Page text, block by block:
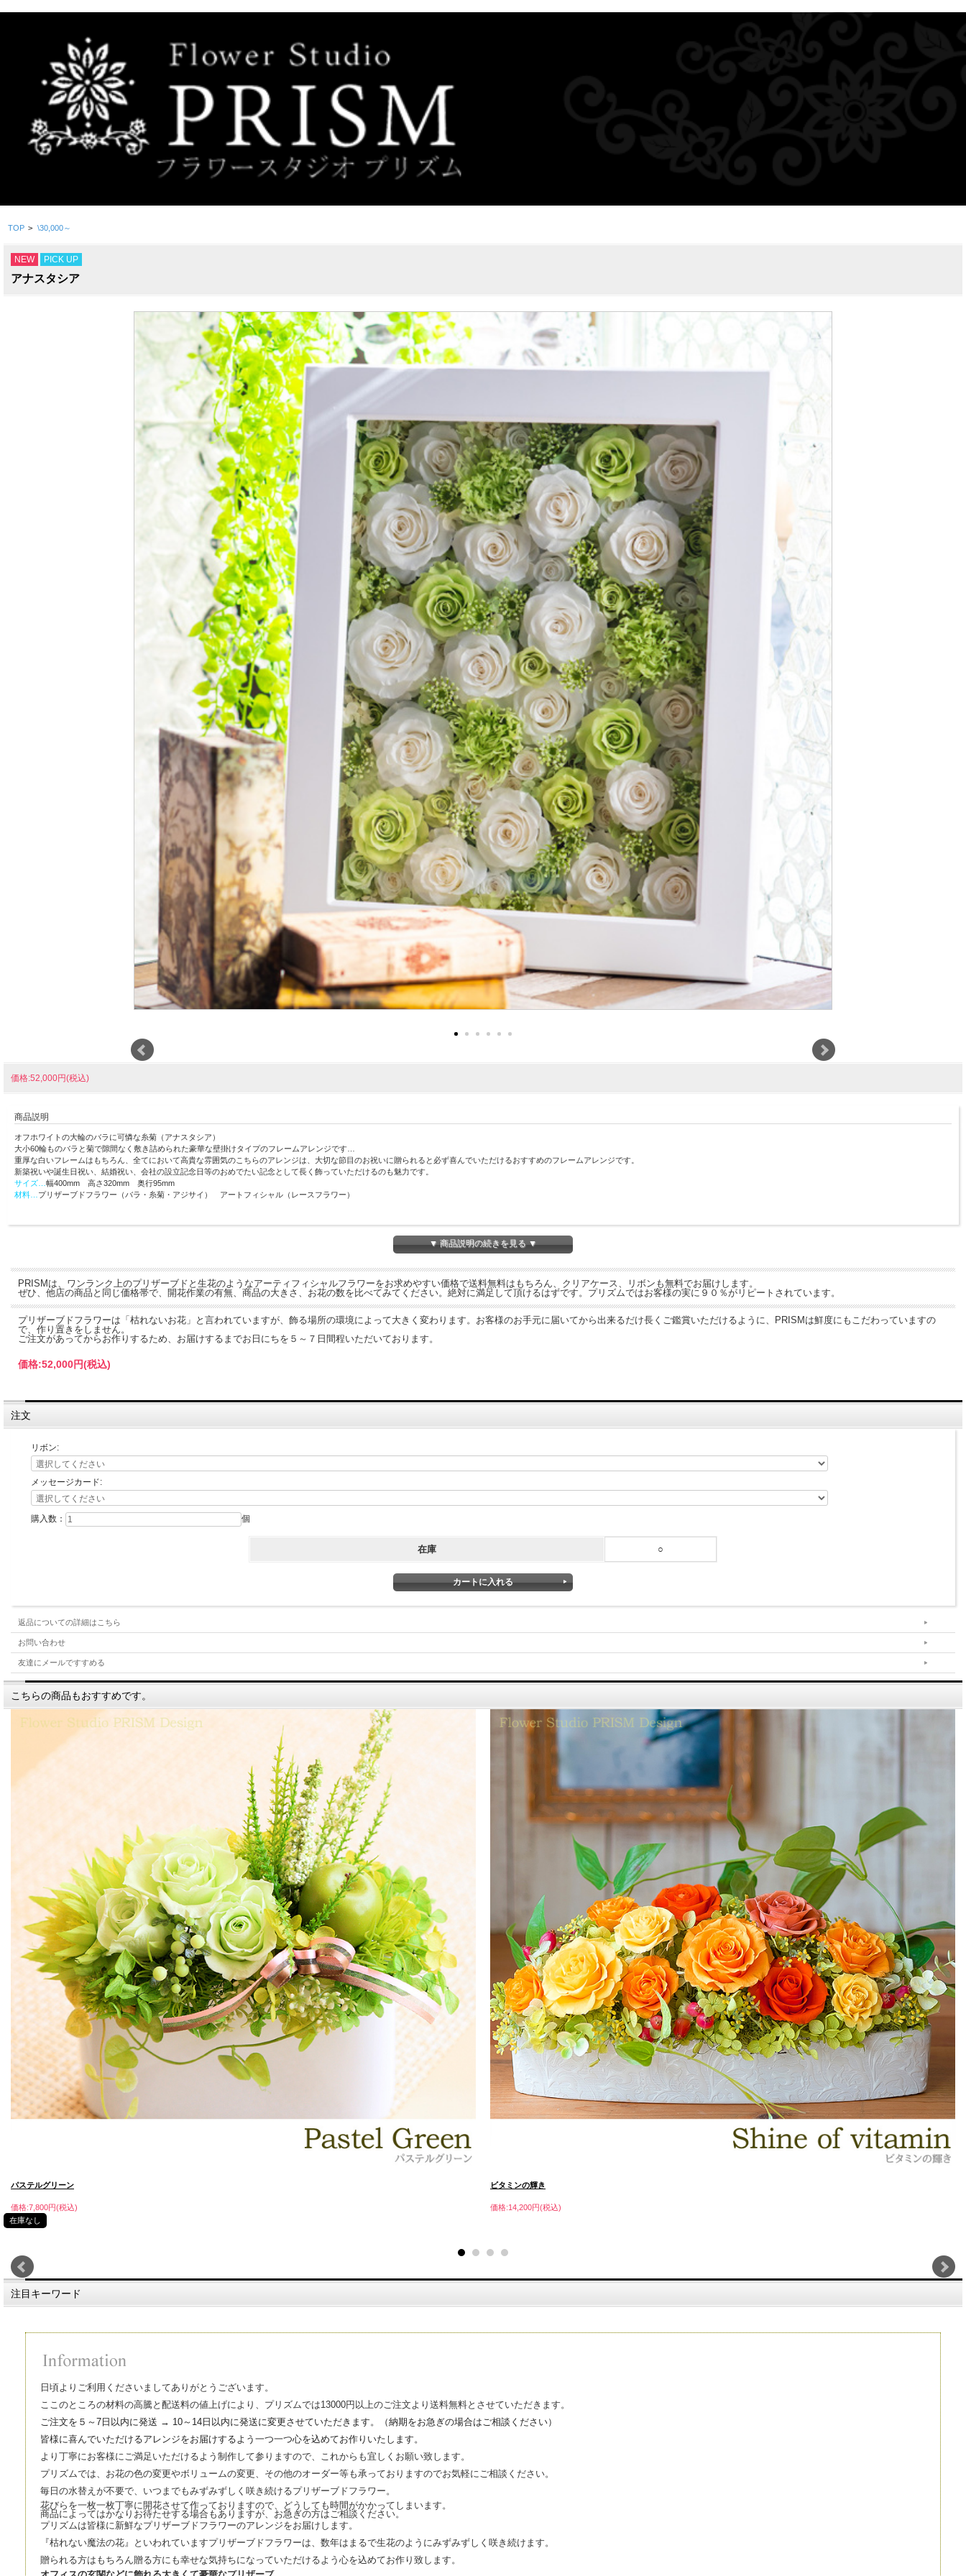
TOP > \30,000～
NEW PICK UP
アナスタシア
価格:52,000円(税込)
商品説明
オフホワイトの大輪のバラに可憐な糸菊（アナスタシア）
大小60輪ものバラと菊で隙間なく敷き詰められた豪華な壁掛けタイプのフレームアレンジです…
重厚な白いフレームはもちろん、全てにおいて高貴な雰囲気のこちらのアレンジは、大切な節目のお祝いに贈られると必ず喜んでいただけるおすすめのフレームアレンジです。
新築祝いや誕生日祝い、結婚祝い、会社の設立記念日等のおめでたい記念として長く飾っていただけるのも魅力です。
サイズ… 幅400mm 高さ320mm 奥行95mm
材料… プリザーブドフラワー（バラ・糸菊・アジサイ） アートフィシャル（レースフラワー）
▼ 商品説明の続きを見る ▼
PRISMは、ワンランク上のプリザーブドと生花のようなアーティフィシャルフラワーをお求めやすい価格で送料無料はもちろん、クリアケース、リボンも無料でお届けします。
ぜひ、他店の商品と同じ価格帯で、開花作業の有無、商品の大きさ、お花の数を比べてみてください。絶対に満足して頂けるはずです。プリズムではお客様の実に９０％がリピートされています。
プリザーブドフラワーは「枯れないお花」と言われていますが、飾る場所の環境によって大きく変わります。お客様のお手元に届いてから出来るだけ長くご鑑賞いただけるように、PRISMは鮮度にもこだわっていますの
で、作り置きをしません。
ご注文があってからお作りするため、お届けするまでお日にちを５～７日間程いただいております。
価格:52,000円(税込)
注文
リボン:
メッセージカード:
購入数： 個
在庫 ○
返品についての詳細はこちら
お問い合わせ
友達にメールですすめる
こちらの商品もおすすめです。
パステルグリーン
価格:7,800円(税込)
在庫なし
ビタミンの輝き
価格:14,200円(税込)
注目キーワード
日頃よりご利用くださいましてありがとうございます。
ここのところの材料の高騰と配送料の値上げにより、プリズムでは13000円以上のご注文より送料無料とさせていただきます。
ご注文を５～7日以内に発送 → 10～14日以内に発送に変更させていただきます。（納期をお急ぎの場合はご相談ください）
皆様に喜んでいただけるアレンジをお届けするよう一つ一つ心を込めてお作りいたします。
より丁寧にお客様にご満足いただけるよう制作して参りますので、これからも宜しくお願い致します。
プリズムでは、お花の色の変更やボリュームの変更、その他のオーダー等も承っておりますのでお気軽にご相談ください。
毎日の水替えが不要で、いつまでもみずみずしく咲き続けるプリザーブドフラワー。
花びらを一枚一枚丁寧に開花させて作っておりますので、どうしても時間がかかってしまいます。
商品によってはかなりお待たせする場合もありますが、お急ぎの方はご相談ください。
プリズムは皆様に新鮮なプリザーブドフラワーのアレンジをお届けします。
『枯れない魔法の花』といわれていますプリザーブドフラワーは、数年はまるで生花のようにみずみずしく咲き続けます。
贈られる方はもちろん贈る方にも幸せな気持ちになっていただけるよう心を込めてお作り致します。